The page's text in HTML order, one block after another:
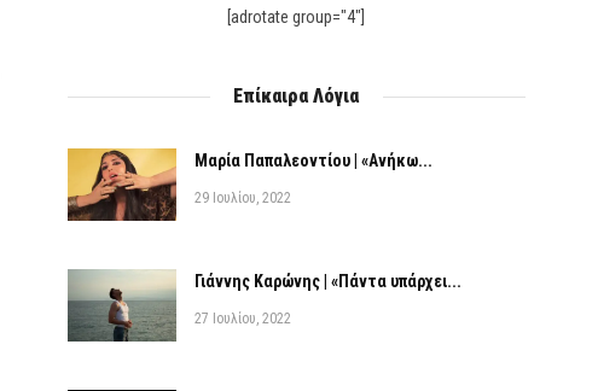
[adrotate group="4"]
Επίκαιρα Λόγια
Μαρία Παπαλεοντίου | «Ανήκω...
29 Ιουλίου, 2022
Γιάννης Καρώνης | «Πάντα υπάρχει...
27 Ιουλίου, 2022